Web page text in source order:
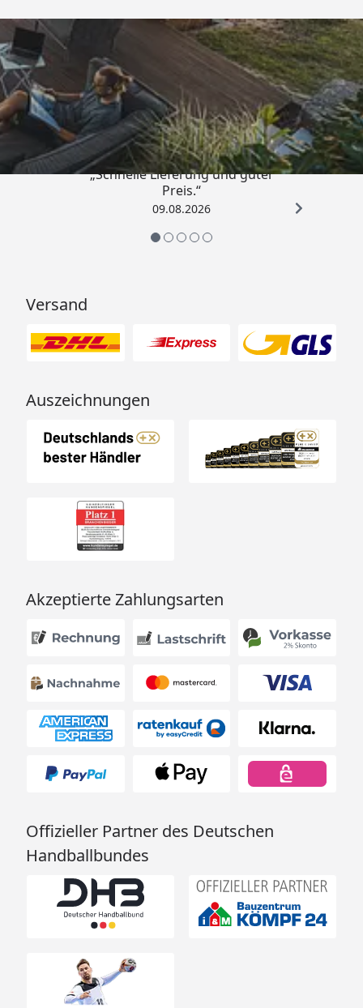
Trusted Shops
4,83/ 5
„Schnelle Lieferung und guter
Preis.“
09.08.2026
Versand
Auszeichnungen
Akzeptierte Zahlungsarten
Offizieller Partner des Deutschen
Handballbundes